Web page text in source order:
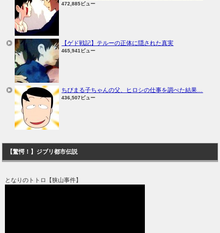
472,885ビュー
【ゲド戦記】テルーの正体に隠された真実
465,941ビュー
ちびまる子ちゃんの父、ヒロシの仕事を調べた結果…
436,507ビュー
【驚愕！】ジブリ都市伝説
となりのトトロ【狭山事件】